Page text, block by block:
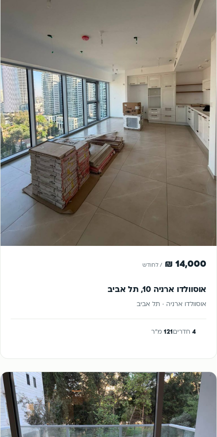
14,000 ₪ / לחודש
אוסוולדו ארניה 10, תל אביב
אוסוולדו ארניה · תל אביב
4 חדרים121 מ"ר